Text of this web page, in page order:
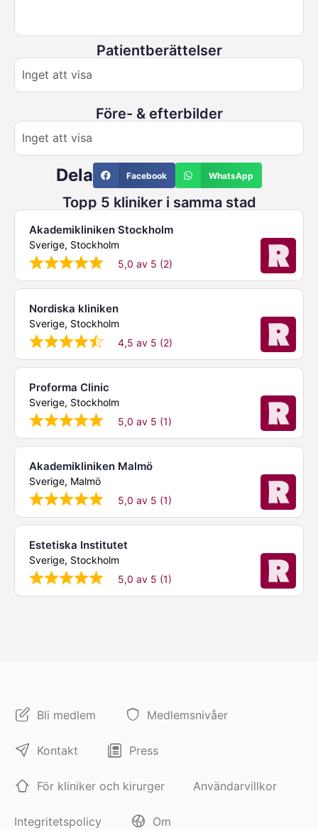
Patientberättelser
Inget att visa
Före- & efterbilder
Inget att visa
Facebook WhatsApp
Dela
Topp 5 kliniker i samma stad
Akademikliniken Stockholm
Sverige, Stockholm
5,0 av 5 (2)
Nordiska kliniken
Sverige, Stockholm
4,5 av 5 (2)
Proforma Clinic
Sverige, Stockholm
5,0 av 5 (1)
Akademikliniken Malmö
Sverige, Malmö
5,0 av 5 (1)
Estetiska Institutet
Sverige, Stockholm
5,0 av 5 (1)
Bli medlem Medlemsnivåer
Kontakt Press
För kliniker och kirurger Användarvillkor
Integritetspolicy Om